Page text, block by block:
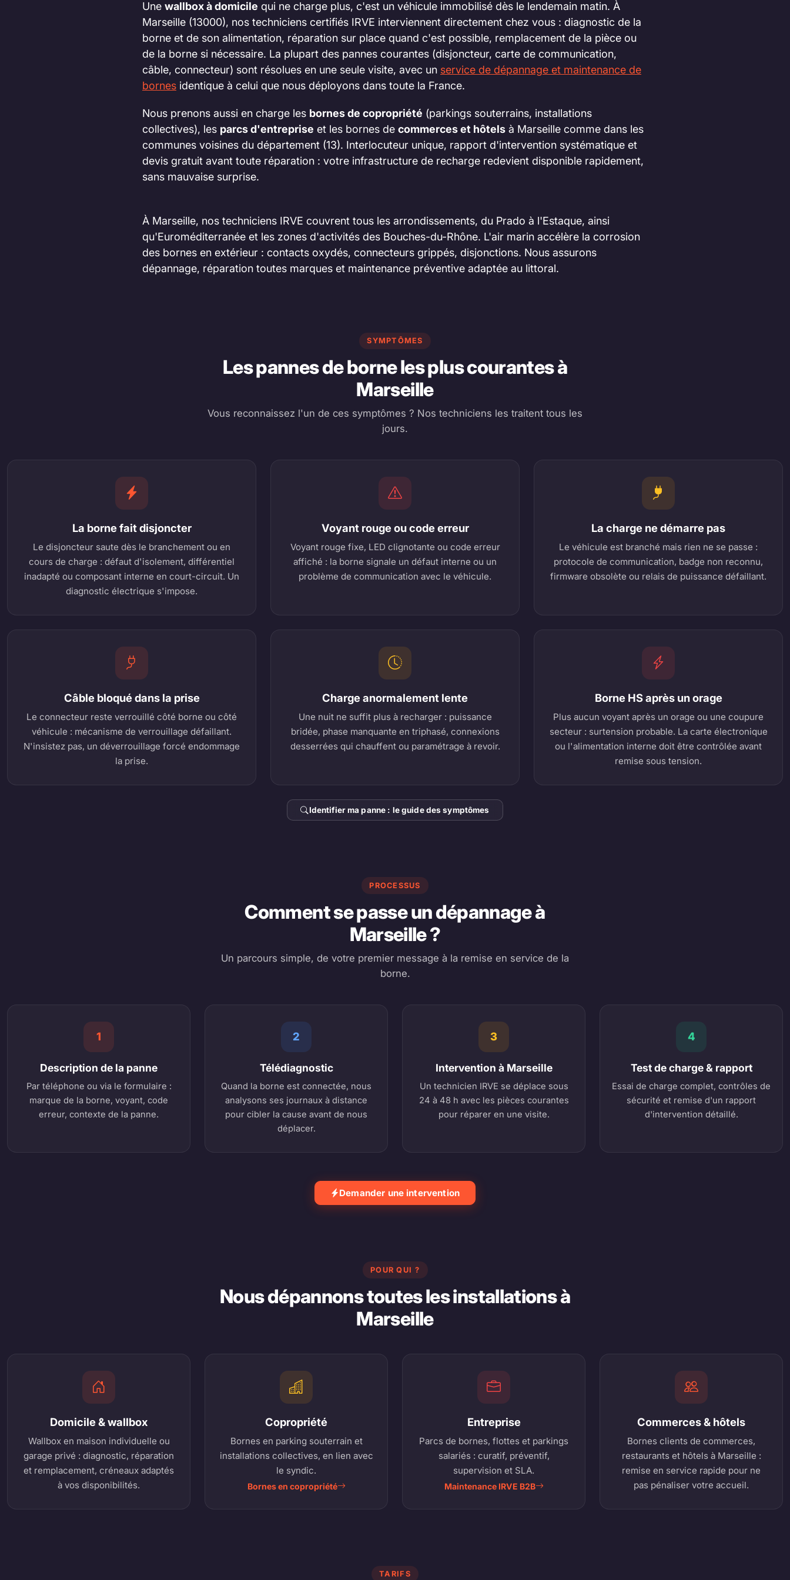
Une wallbox à domicile qui ne charge plus, c'est un véhicule immobilisé dès le lendemain matin. À
Marseille (13000), nos techniciens certifiés IRVE interviennent directement chez vous : diagnostic de la
borne et de son alimentation, réparation sur place quand c'est possible, remplacement de la pièce ou
de la borne si nécessaire. La plupart des pannes courantes (disjoncteur, carte de communication,
câble, connecteur) sont résolues en une seule visite, avec un service de dépannage et maintenance de
bornes identique à celui que nous déployons dans toute la France.
Nous prenons aussi en charge les bornes de copropriété (parkings souterrains, installations
collectives), les parcs d'entreprise et les bornes de commerces et hôtels à Marseille comme dans les
communes voisines du département (13). Interlocuteur unique, rapport d'intervention systématique et
devis gratuit avant toute réparation : votre infrastructure de recharge redevient disponible rapidement,
sans mauvaise surprise.
À Marseille, nos techniciens IRVE couvrent tous les arrondissements, du Prado à l'Estaque, ainsi
qu'Euroméditerranée et les zones d'activités des Bouches-du-Rhône. L'air marin accélère la corrosion
des bornes en extérieur : contacts oxydés, connecteurs grippés, disjonctions. Nous assurons
dépannage, réparation toutes marques et maintenance préventive adaptée au littoral.
SYMPTÔMES
Les pannes de borne les plus courantes à
Marseille
Vous reconnaissez l'un de ces symptômes ? Nos techniciens les traitent tous les
jours.
La borne fait disjoncter
Le disjoncteur saute dès le branchement ou en
cours de charge : défaut d'isolement, différentiel
inadapté ou composant interne en court-circuit. Un
diagnostic électrique s'impose.
Voyant rouge ou code erreur
Voyant rouge fixe, LED clignotante ou code erreur
affiché : la borne signale un défaut interne ou un
problème de communication avec le véhicule.
La charge ne démarre pas
Le véhicule est branché mais rien ne se passe :
protocole de communication, badge non reconnu,
firmware obsolète ou relais de puissance défaillant.
Câble bloqué dans la prise
Le connecteur reste verrouillé côté borne ou côté
véhicule : mécanisme de verrouillage défaillant.
N'insistez pas, un déverrouillage forcé endommage
la prise.
Charge anormalement lente
Une nuit ne suffit plus à recharger : puissance
bridée, phase manquante en triphasé, connexions
desserrées qui chauffent ou paramétrage à revoir.
Borne HS après un orage
Plus aucun voyant après un orage ou une coupure
secteur : surtension probable. La carte électronique
ou l'alimentation interne doit être contrôlée avant
remise sous tension.
Identifier ma panne : le guide des symptômes
PROCESSUS
Comment se passe un dépannage à
Marseille ?
Un parcours simple, de votre premier message à la remise en service de la
borne.
1
Description de la panne
Par téléphone ou via le formulaire :
marque de la borne, voyant, code
erreur, contexte de la panne.
2
Télédiagnostic
Quand la borne est connectée, nous
analysons ses journaux à distance
pour cibler la cause avant de nous
déplacer.
3
Intervention à Marseille
Un technicien IRVE se déplace sous
24 à 48 h avec les pièces courantes
pour réparer en une visite.
4
Test de charge & rapport
Essai de charge complet, contrôles de
sécurité et remise d'un rapport
d'intervention détaillé.
Demander une intervention
POUR QUI ?
Nous dépannons toutes les installations à
Marseille
Domicile & wallbox
Wallbox en maison individuelle ou
garage privé : diagnostic, réparation
et remplacement, créneaux adaptés
à vos disponibilités.
Copropriété
Bornes en parking souterrain et
installations collectives, en lien avec
le syndic.
Bornes en copropriété
Entreprise
Parcs de bornes, flottes et parkings
salariés : curatif, préventif,
supervision et SLA.
Maintenance IRVE B2B
Commerces & hôtels
Bornes clients de commerces,
restaurants et hôtels à Marseille :
remise en service rapide pour ne
pas pénaliser votre accueil.
TARIFS